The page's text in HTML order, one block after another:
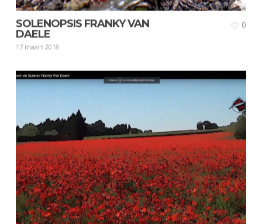
SOLENOPSIS FRANKY VAN
DAELE
17 maart 2018
0